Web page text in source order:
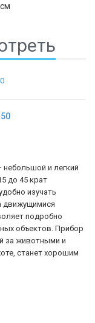
небольшой и легкий
до 45 крат
изучать
движущимися
подробно
объектов. Прибор
за животными и
станет хорошим